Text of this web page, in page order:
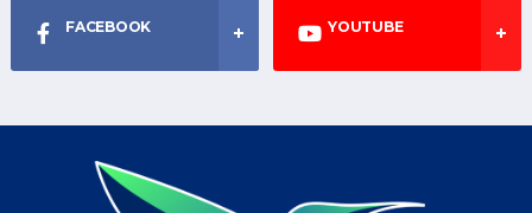
FACEBOOK YOUTUBE